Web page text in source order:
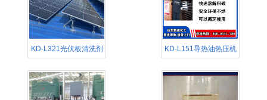
KD-L321光伏板清洗剂 KD-L151导热油热压机